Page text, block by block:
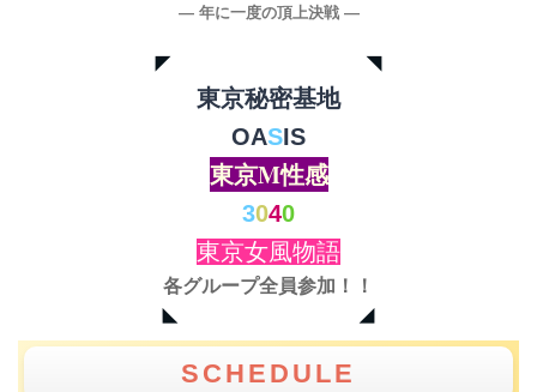
― 年に一度の頂上決戦 ―
◤ ◥
東京秘密基地
OASIS
東京M性感
3040
東京女風物語
各グループ全員参加！！
◣ ◢
SCHEDULE